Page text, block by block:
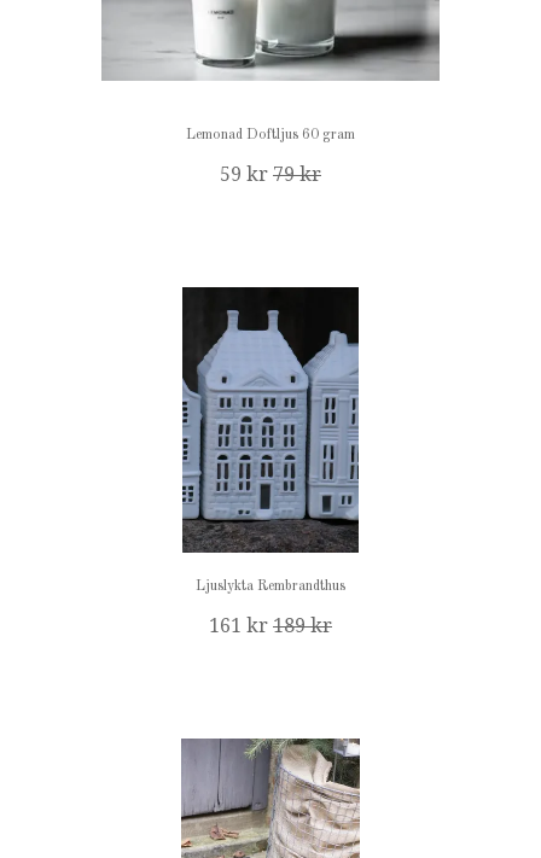
Lemonad Doftljus 60 gram
59 kr 79 kr
Ljuslykta Rembrandthus
161 kr 189 kr